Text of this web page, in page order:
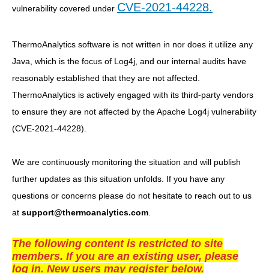
vulnerability covered under CVE-2021-44228.
ThermoAnalytics software is not written in nor does it utilize any
Java, which is the focus of Log4j, and our internal audits have
reasonably established that they are not affected.
ThermoAnalytics is actively engaged with its third-party vendors
to ensure they are not affected by the Apache Log4j vulnerability
(CVE-2021-44228).
We are continuously monitoring the situation and will publish
further updates as this situation unfolds. If you have any
questions or concerns please do not hesitate to reach out to us
at support@thermoanalytics.com
The following content is restricted to site
members. If you are an existing user, please
log in. New users may register below.